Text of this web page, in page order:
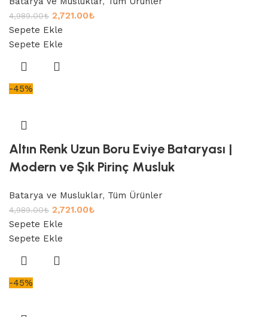
4,989.00₺ 2,721.00₺
Sepete Ekle
Sepete Ekle
-45%
Altın Renk Uzun Boru Eviye Bataryası |
Modern ve Şık Pirinç Musluk
Batarya ve Musluklar, Tüm Ürünler
4,989.00₺ 2,721.00₺
Sepete Ekle
Sepete Ekle
-45%